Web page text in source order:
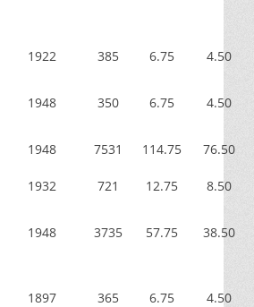
1922 385 6.75 4.50
1948 350 6.75 4.50
1948 7531 114.75 76.50
1932 721 12.75 8.50
1948 3735 57.75 38.50
1897 365 6.75 4.50